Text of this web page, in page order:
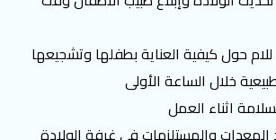
حول كيفية العناية بطفلها وتشجيعها
خلال الساعة الأولى
اثناء العمل
المعدات والمستلزمات في غرفة الولادة